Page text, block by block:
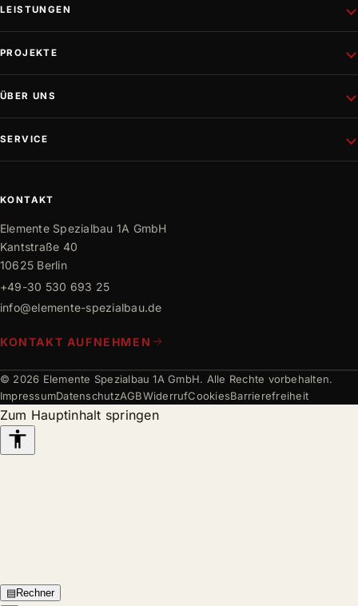
LEISTUNGEN
Gewerbebau
PROJEKTE
ÜBER UNS
SERVICE
FAQ
KONTAKT
Elemente Spezialbau 1A GmbH
Kantstraße 40
10625 Berlin
+49-30 530 693 25
info@elemente-spezialbau.de
KONTAKT AUFNEHMEN
© 2026 Elemente Spezialbau 1A GmbH. Alle Rechte vorbehalten.
ImpressumDatenschutzAGBWiderrufCookiesBarrierefreiheit
Zum Hauptinhalt springen
Barrierefreiheits-
▤Rechner